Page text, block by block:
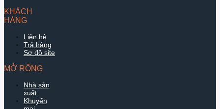
KHÁCH
HÀNG
Liên hệ
Trả hàng
Sơ đồ site
MỞ RỘNG
Nhà sản
xuất
Khuyến